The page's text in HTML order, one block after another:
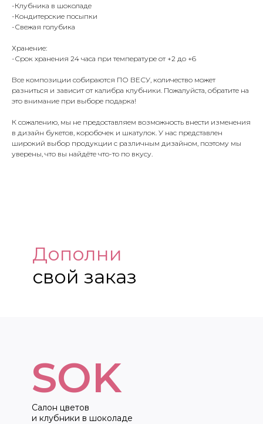
-Клубника в шоколаде
-Кондитерские посыпки
-Свежая голубика
Хранение:
-Срок хранения 24 часа при температуре от +2 до +6
Все композиции собираются ПО ВЕСУ, количество может
разниться и зависит от калибра клубники. Пожалуйста, обратите на
это внимание при выборе подарка!
К сожалению, мы не предоставляем возможность внести изменения
в дизайн букетов, коробочек и шкатулок. У нас представлен
широкий выбор продукции с различным дизайном, поэтому мы
уверены, что вы найдёте что-то по вкусу.
Дополни
свой заказ
Салон цветов
и клубники в шоколаде
SOK